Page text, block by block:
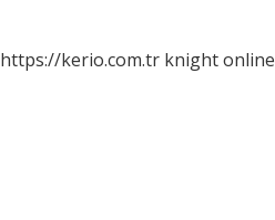
https://kerio.com.tr knight online